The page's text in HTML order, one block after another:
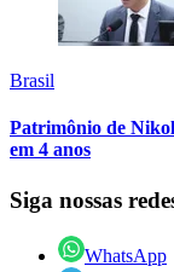
Brasil
Patrimônio de
em 4 anos
Siga nossas
WhatsApp